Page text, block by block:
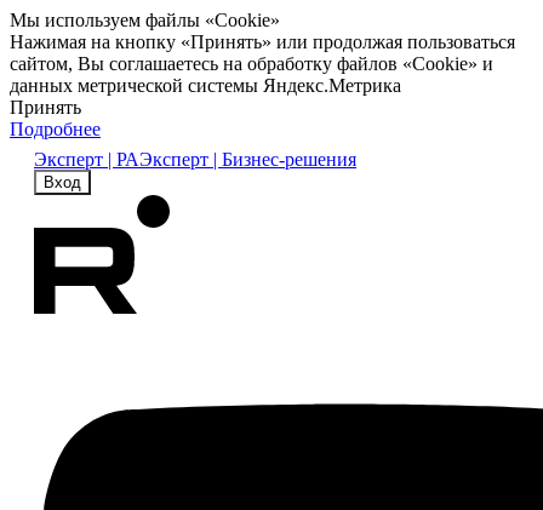
Мы используем файлы «Cookie»
Нажимая на кнопку «Принять» или продолжая пользоваться
сайтом, Вы соглашаетесь на обработку файлов «Cookie» и
данных метрической системы Яндекс.Метрика
Принять
Подробнее
Эксперт | РАЭксперт | Бизнес-решения
Вход